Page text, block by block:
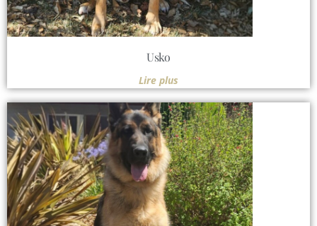
Usko
Lire plus